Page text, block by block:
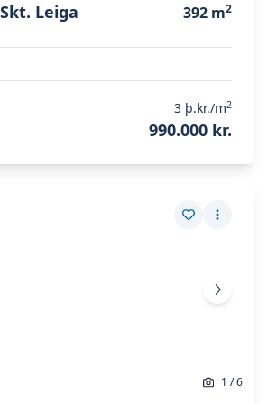
Leiga 392 m2
3 þ.kr./m2
990.000 kr.
Vista eign
Fleiri
Næsta
1 /6